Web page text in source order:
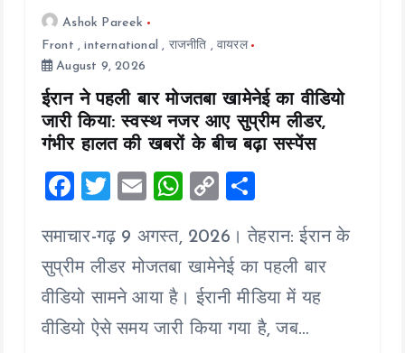
Ashok Pareek
Front ,international , राजनीति , वायरल
August 9, 2026
ईरान ने पहली बार मोजतबा खामेनेई का वीडियो
जारी किया: स्वस्थ नजर आए सुप्रीम लीडर,
गंभीर हालत की खबरों के बीच बढ़ा सस्पेंस
F
ce
b
o
o
T
tt
er
E
ai
l
W
at
s
A
p
C
p
y
Li
n
a
re
समाचार-गढ़ 9 अगस्त, 2026। तेहरान: ईरान के
सुप्रीम लीडर मोजतबा खामेनेई का पहली बार
वीडियो सामने आया है। ईरानी मीडिया में यह
वीडियो ऐसे समय जारी किया गया है, जब…